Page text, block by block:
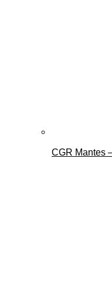
CGR Mantes